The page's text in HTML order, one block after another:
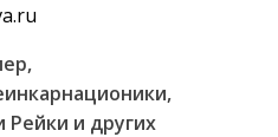
Рейки и других